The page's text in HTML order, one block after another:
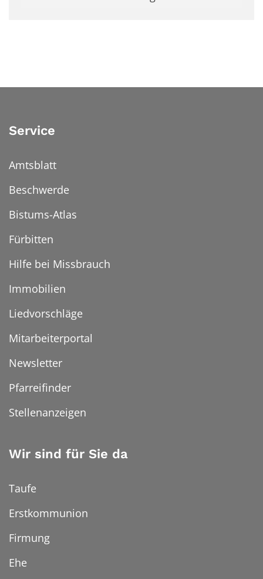
Service
Amtsblatt
Beschwerde
Bistums-Atlas
Fürbitten
Hilfe bei Missbrauch
Immobilien
Liedvorschläge
Mitarbeiterportal
Newsletter
Pfarreifinder
Stellenanzeigen
Wir sind für Sie da
Taufe
Erstkommunion
Firmung
Ehe